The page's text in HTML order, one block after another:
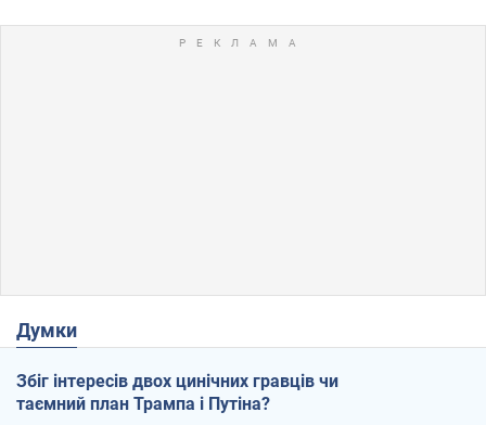
Думки
Збіг інтересів двох цинічних гравців чи
таємний план Трампа і Путіна?